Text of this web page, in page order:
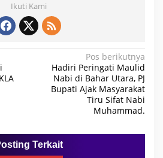
Ikuti Kami
Pos berikutnya
Hadiri Peringati Maulid
Nabi di Bahar Utara, PJ
Bupati Ajak Masyarakat
Tiru Sifat Nabi
Muhammad.
Terkait